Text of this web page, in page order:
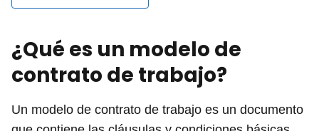
¿Qué es un modelo de
contrato de trabajo?
Un modelo de contrato de trabajo es un documento